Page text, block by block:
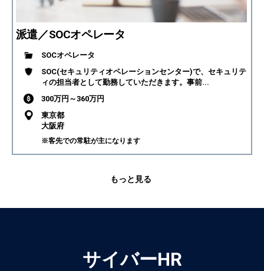
もっと見る
派遣／SOCオペレータ
SOCオペレータ
SOC(セキュリティオペレーションセンター)で、セキュリテ
ィの担当者として勤務していただきます。事前...
300万円～360万円
東京都
大阪府
※客先での常駐が主になります
サイバーHR